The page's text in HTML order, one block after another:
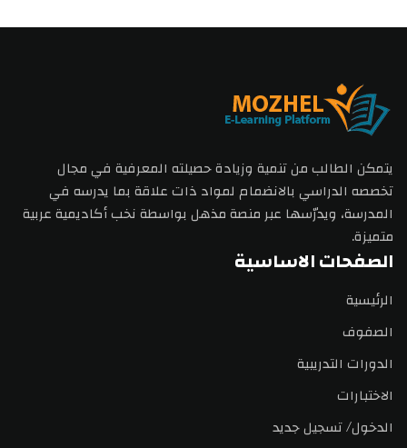
يتمكن الطالب من تنمية وزيادة حصيلته المعرفية في مجال
تخصصه الدراسي بالانضمام لمواد ذات علاقة بما يدرسه في
المدرسة، ويدرّسها عبر منصة مذهل بواسطة نخب أكاديمية عربية
متميزة.
الصفحات الاساسية
الرئيسية
الصفوف
الدورات التدريبية
الاختبارات
الدخول/ تسجيل جديد